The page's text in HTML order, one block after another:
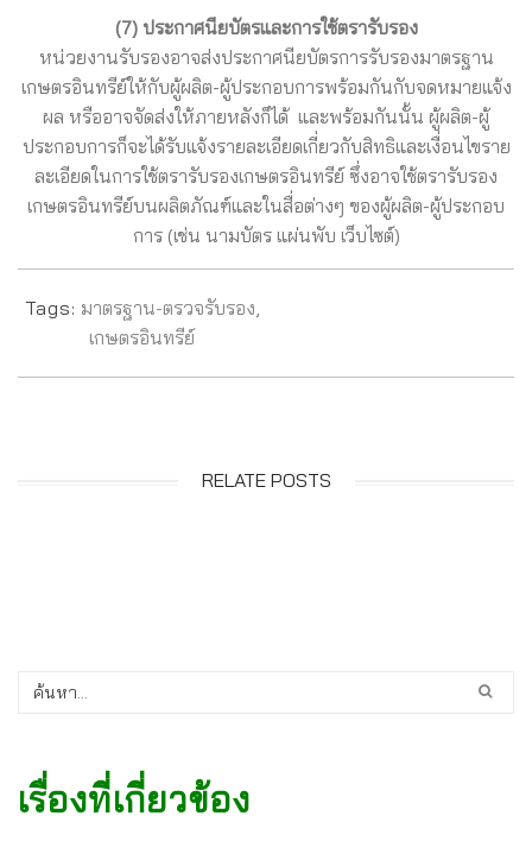
(7) ประกาศนียบัตรและการใช้ตรารับรอง
หน่วยงานรับรองอาจส่งประกาศนียบัตรการรับรองมาตรฐาน
เกษตรอินทรีย์ให้กับผู้ผลิต-ผู้ประกอบการพร้อมกันกับจดหมายแจ้ง
ผล หรืออาจจัดส่งให้ภายหลังก็ได้ และพร้อมกันนั้น ผู้ผลิต-ผู้
ประกอบการก็จะได้รับแจ้งรายละเอียดเกี่ยวกับสิทธิและเงื่อนไขราย
ละเอียดในการใช้ตรารับรองเกษตรอินทรีย์ ซึ่งอาจใช้ตรารับรอง
เกษตรอินทรีย์บนผลิตภัณฑ์และในสื่อต่างๆ ของผู้ผลิต-ผู้ประกอบ
การ (เช่น นามบัตร แผ่นพับ เว็บไซต์)
Tags: มาตรฐาน-ตรวจรับรอง,
เกษตรอินทรีย์
RELATE POSTS
เรื่องที่เกี่ยวข้อง